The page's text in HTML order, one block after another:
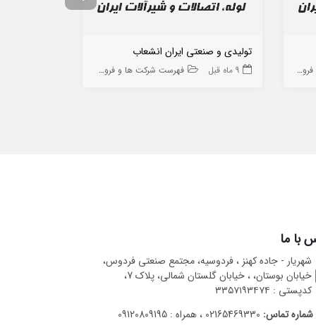
ها
تولیدی و صنعتی ایران انشعاب
9 ماه قبل فهرست شرکت ها و فروشگاه ها
با ما
شهریار - جاده کهنز ، فردوسیه، مجتمع صنعتی فردوس،
خیابان بوستان، ، خیابان گلستان شمالی، پلاک 7،
کدپستی : ۳۳۵۷۱۹۳۴۷۴
شماره تماس: 02165469330 ، همراه : 09120809195